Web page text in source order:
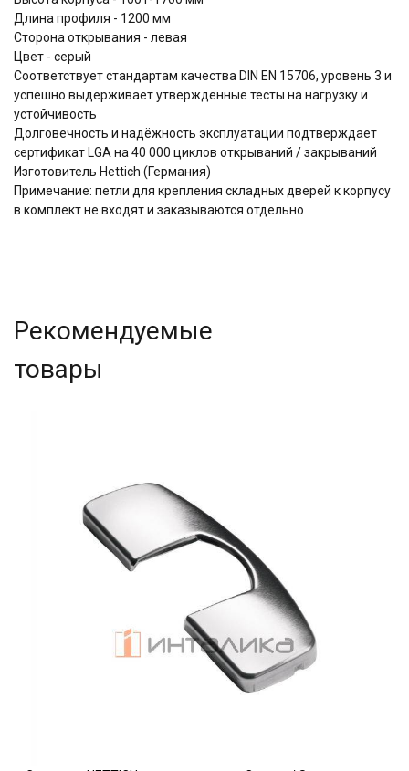
Длина профиля - 1200 мм
Сторона открывания - левая
Цвет - серый
Соответствует стандартам качества DIN EN 15706, уровень 3 и
успешно выдерживает утвержденные тесты на нагрузку и
устойчивость
Долговечность и надёжность эксплуатации подтверждает
сертификат LGA на 40 000 циклов открываний / закрываний
Изготовитель Hettich (Германия)
Примечание: петли для крепления складных дверей к корпусу
в комплект не входят и заказываются отдельно
Рекомендуемые
товары